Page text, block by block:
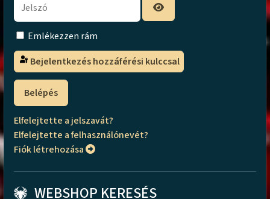
Emlékezzen rám
Bejelentkezés hozzáférési kulccsal
Belépés
Elfelejtette a jelszavát?
Elfelejtette a felhasználónevét?
Fiók létrehozása
WEBSHOP KERESÉS